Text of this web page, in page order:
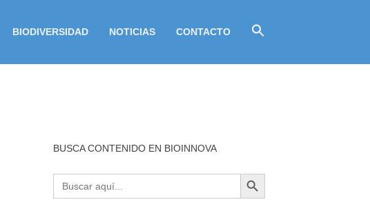
BIODIVERSIDAD NOTICIAS CONTACTO
BUSCA CONTENIDO EN BIOINNOVA
Buscar: BOTÓN DE BÚSQUEDA